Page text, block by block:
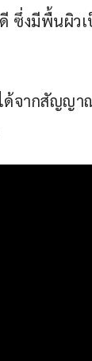
ซึ่งมีพื้นผิว
ด้จากสัญญา